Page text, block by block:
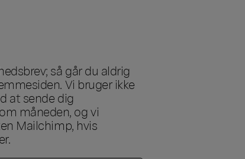
så går du aldrig
Vi bruger ikke
at sende dig
måneden, og vi
Mailchimp, hvis
.